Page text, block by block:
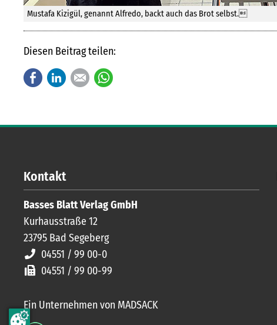
Mustafa Kizigül, genannt Alfredo, backt auch das Brot selbst.
Diesen Beitrag teilen:
FacebookLinkedInE-mail
Kontakt
Basses Blatt Verlag GmbH
Kurhausstraße 12
23795 Bad Segeberg
04551 / 99 00-0
04551 / 99 00-99
Ein Unternehmen von MADSACK